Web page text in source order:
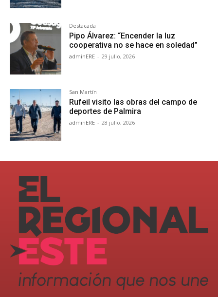
Destacada
Pipo Álvarez: “Encender la luz
cooperativa no se hace en soledad”
adminERE - 29 julio, 2026
San Martín
Rufeil visito las obras del campo de
deportes de Palmira
adminERE - 28 julio, 2026